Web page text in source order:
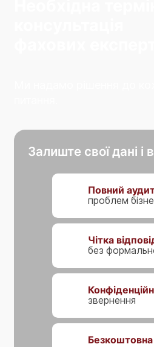
Залиште свої дані і
Повний
проблем
Чітка
без
звернення
Безкоштовна